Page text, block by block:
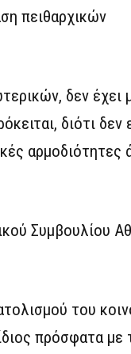
πειθαρχικών
δεν έχει
διότι δεν
αρμοδιότητες
Συμβουλίου
του
πρόσφατα με